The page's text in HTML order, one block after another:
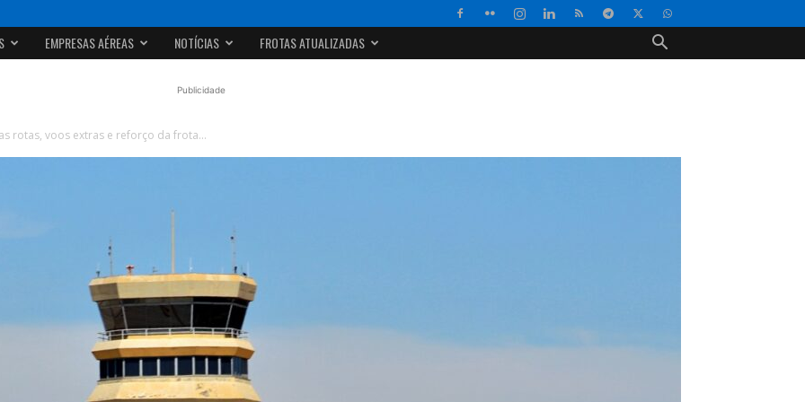
EMPRESAS AÉREAS NOTÍCIAS FROTAS ATUALIZADAS
Publicidade
rotas, voos extras e reforço da frota...